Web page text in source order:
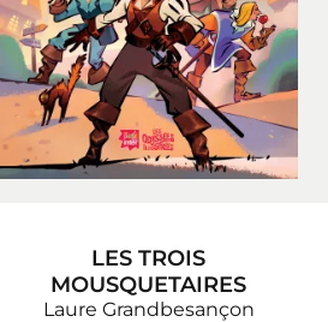
LES TROIS
MOUSQUETAIRES
Laure Grandbesançon